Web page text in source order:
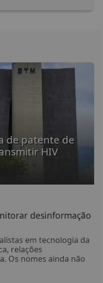
de patente de
HIV
desinformação
em tecnologia da
relações
Os nomes ainda não